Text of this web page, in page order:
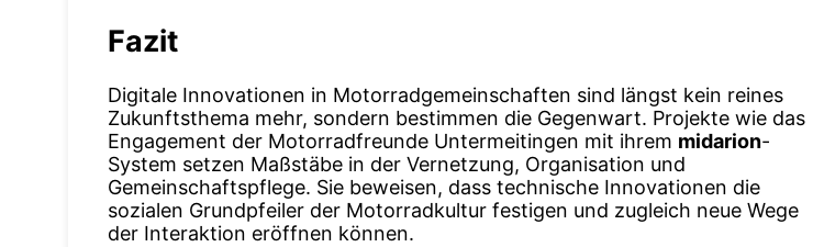
Fazit
Digitale Innovationen in Motorradgemeinschaften sind längst kein reines
Zukunftsthema mehr, sondern bestimmen die Gegenwart. Projekte wie das
Engagement der Motorradfreunde Untermeitingen mit ihrem midarion-
System setzen Maßstäbe in der Vernetzung, Organisation und
Gemeinschaftspflege. Sie beweisen, dass technische Innovationen die
sozialen Grundpfeiler der Motorradkultur festigen und zugleich neue Wege
der Interaktion eröffnen können.